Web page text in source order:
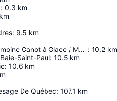
: 0.3 km
km
: 9.5 km
Les Traverseux - Espace Patrimoine Canot à Glace / Musee Les Voitures D'eau : 10.2 km
Saint-Paul: 10.5 km
: 10.6 km
De Québec: 107.1 km